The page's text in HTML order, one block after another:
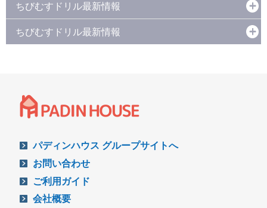
ちびむすドリル最新情報
ちびむすドリル最新情報
パディンハウス グループサイトへ
お問い合わせ
ご利用ガイド
会社概要